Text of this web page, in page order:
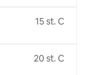
15 st. C
20 st. C